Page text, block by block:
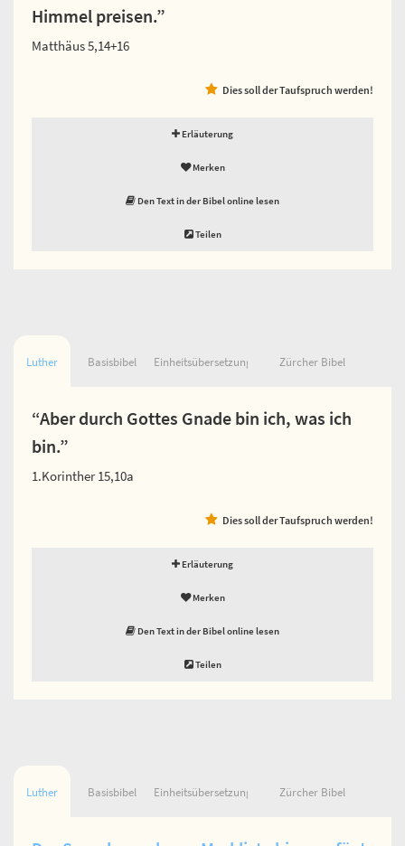
Himmel preisen.”
Matthäus 5,14+16
Dies soll der Taufspruch werden!
Erläuterung
Merken
Den Text in der Bibel online lesen
Teilen
Luther Basisbibel Einheitsübersetzung Zürcher Bibel
“Aber durch Gottes Gnade bin ich, was ich
bin.”
1.Korinther 15,10a
Dies soll der Taufspruch werden!
Erläuterung
Merken
Den Text in der Bibel online lesen
Teilen
Luther Basisbibel Einheitsübersetzung Zürcher Bibel